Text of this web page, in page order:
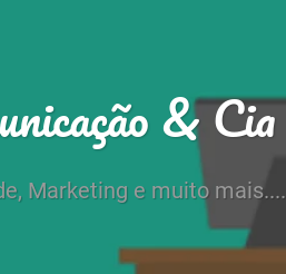
& Cia
Marketing e muito mais....